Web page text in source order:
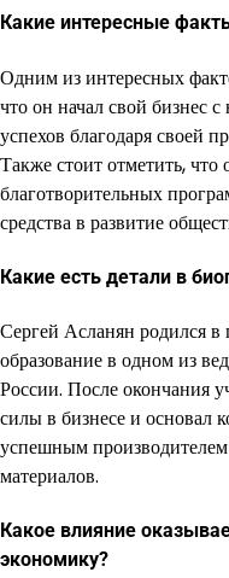
Какие интересные
Одним из интересных
что он начал свой бизнес
успехов благодаря своей
Также стоит отметить,
благотворительных
средства в развитие
Какие есть детали в
Сергей Асланян родился
образование в одном из
России. После окончания
силы в бизнесе и основал
успешным
материалов.
Какое влияние
экономику?